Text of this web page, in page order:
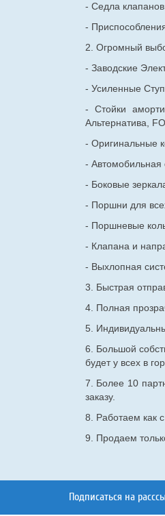
- Седла
-
2. Огромный
- Заводские
- Усиленные
- Стойки
Альтернатива,
- Оригинальные
- Автомобильная
- Боковые
- Поршни для
- Поршневые
- Клапана и
- Выхлопная
3. Быстрая
4. Полная
5.
6. Большой
будет у всех в
7. Более 10
заказу.
8. Работаем как
9. Продаем
Подписаться на